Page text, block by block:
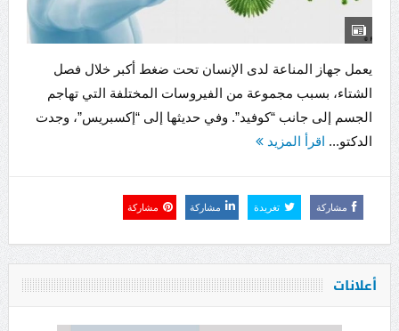
يعمل جهاز المناعة لدى الإنسان تحت ضغط أكبر خلال فصل
الشتاء، بسبب مجموعة من الفيروسات المختلفة التي تهاجم
الجسم إلى جانب “كوفيد”. وفي حديثها إلى “إكسبريس”، وجدت
الدكتو... اقرأ المزيد
مشاركة تغريدة مشاركة مشاركة
أعلانات